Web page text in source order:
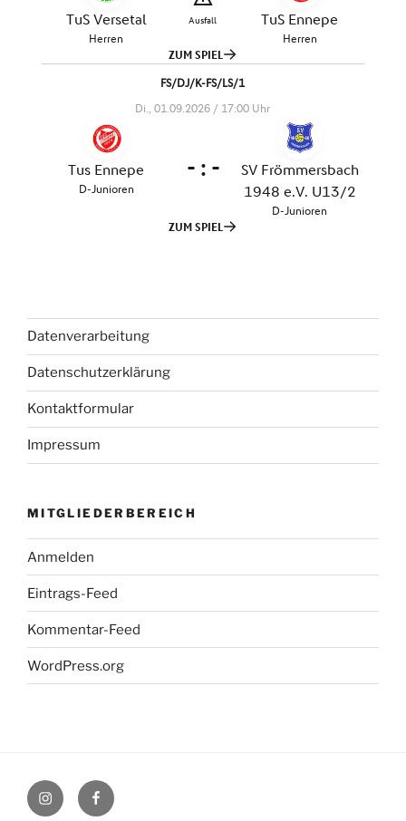
Datenverarbeitung
Datenschutzerklärung
Kontaktformular
Impressum
MITGLIEDERBEREICH
Anmelden
Eintrags-Feed
Kommentar-Feed
WordPress.org
InstagramFacebook